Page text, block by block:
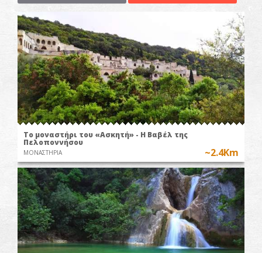
Το μοναστήρι του «Ασκητή» - Η Βαβέλ της
Πελοποννήσου
ΜΟΝΑΣΤΗΡΙΑ ~2.4Km